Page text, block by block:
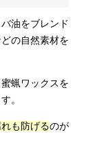
油をブレンド
の自然素材を
蝋ワックスを
。
も防げるのが